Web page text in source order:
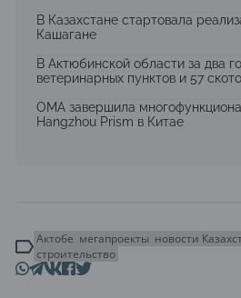
В Казахстане стартовала
Кашагане
В Актюбинской области за два
ветеринарных пунктов и 57
OMA завершила
Hangzhou Prism в Китае
Актобе мегапроекты новости
строительство